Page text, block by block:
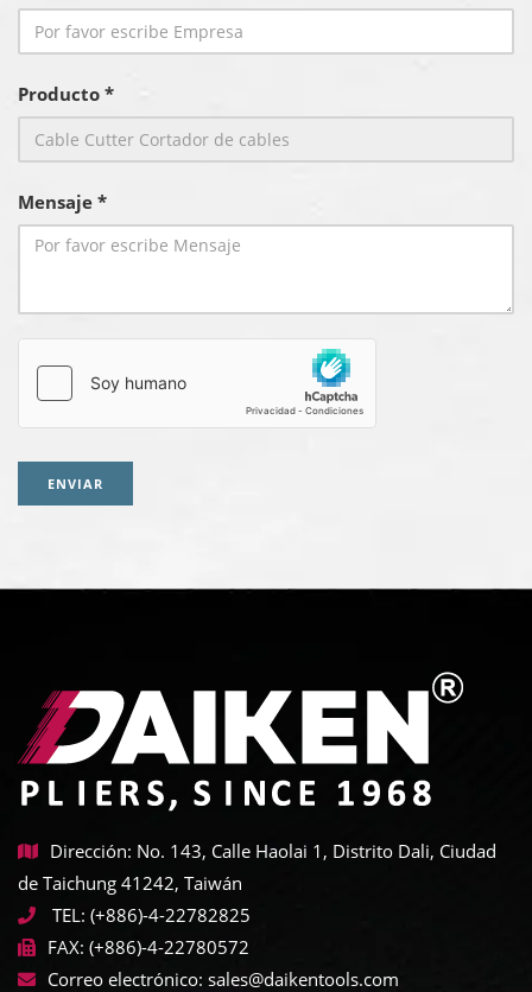
Producto *
Mensaje *
ENVIAR
Dirección: No. 143, Calle Haolai 1, Distrito Dali, Ciudad
de Taichung 41242, Taiwán
TEL: (+886)-4-22782825
FAX: (+886)-4-22780572
Correo electrónico: sales@daikentools.com